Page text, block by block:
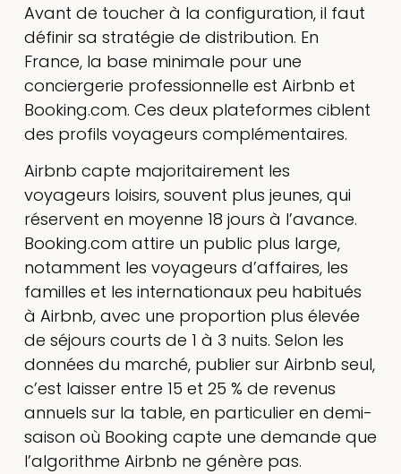
Avant de toucher à la configuration, il faut
définir sa stratégie de distribution. En
France, la base minimale pour une
conciergerie professionnelle est Airbnb et
Booking.com. Ces deux plateformes ciblent
des profils voyageurs complémentaires.
Airbnb capte majoritairement les
voyageurs loisirs, souvent plus jeunes, qui
réservent en moyenne 18 jours à l’avance.
Booking.com attire un public plus large,
notamment les voyageurs d’affaires, les
familles et les internationaux peu habitués
à Airbnb, avec une proportion plus élevée
de séjours courts de 1 à 3 nuits. Selon les
données du marché, publier sur Airbnb seul,
c’est laisser entre 15 et 25 % de revenus
annuels sur la table, en particulier en demi-
saison où Booking capte une demande que
l’algorithme Airbnb ne génère pas.